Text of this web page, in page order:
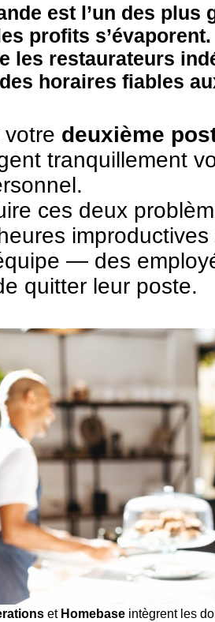
est l’un des
profits s’évaporent.
les restaurateurs
horaires fiables
deuxième
tranquillement
ces deux
— des
quitter leur poste.
et Homebase intègrent les